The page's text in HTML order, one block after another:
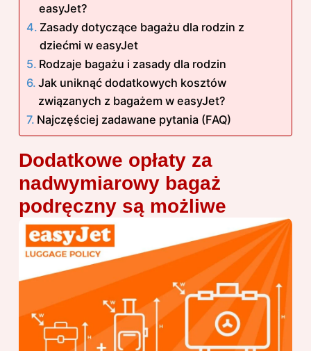
easyJet?
Zasady dotyczące bagażu dla rodzin z
dziećmi w easyJet
Rodzaje bagażu i zasady dla rodzin
Jak uniknąć dodatkowych kosztów
związanych z bagażem w easyJet?
Najczęściej zadawane pytania (FAQ)
Dodatkowe opłaty za
nadwymiarowy bagaż
podręczny są możliwe